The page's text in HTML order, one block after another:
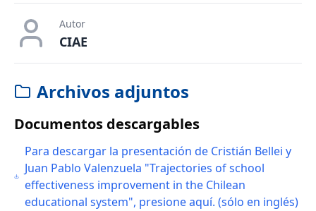
Autor
CIAE
Archivos adjuntos
Documentos descargables
Para descargar la presentación de Cristián Bellei y
Juan Pablo Valenzuela "Trajectories of school
effectiveness improvement in the Chilean
educational system", presione aquí. (sólo en inglés)